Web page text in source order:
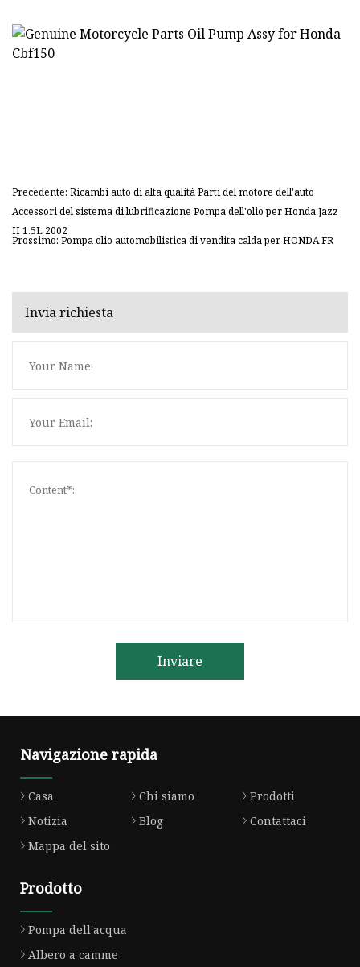
Precedente: Ricambi auto di alta qualità Parti del motore dell'auto
Accessori del sistema di lubrificazione Pompa dell'olio per Honda Jazz
II 1.5L 2002
Prossimo: Pompa olio automobilistica di vendita calda per HONDA FR
Invia richiesta
Inviare
Navigazione rapida
Casa Chi siamo
Prodotti
Notizia
Blog
Contattaci
Mappa del sito
Prodotto
Pompa dell'acqua
Albero a camme